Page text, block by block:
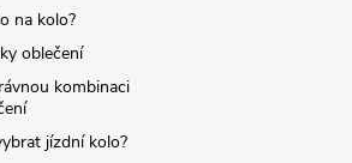
na kolo?
oblečení
kombinaci
jízdní kolo?